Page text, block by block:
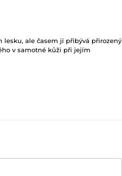
lesku, ale časem jí přibývá přirozený
v samotné kůži při jejím